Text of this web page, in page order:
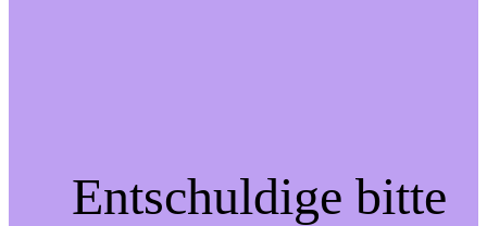
Entschuldige bitte